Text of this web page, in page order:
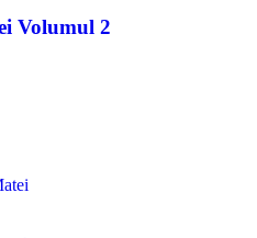
Volumul 2